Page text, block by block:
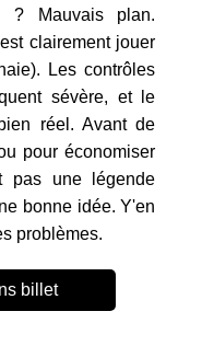
Mauvais plan.
clairement jouer
Les contrôles
sévère, et le
réel. Avant de
pour économiser
pas une légende
bonne idée. Y'en
problèmes.
billet